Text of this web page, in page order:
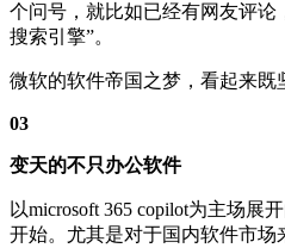
个问号，就比如已经有网友评论
搜索引擎”。
微软的软件帝国之梦，看起来既
03
变天的不只办公软件
以microsoft 365 copilot为主场展
开始。尤其是对于国内软件市